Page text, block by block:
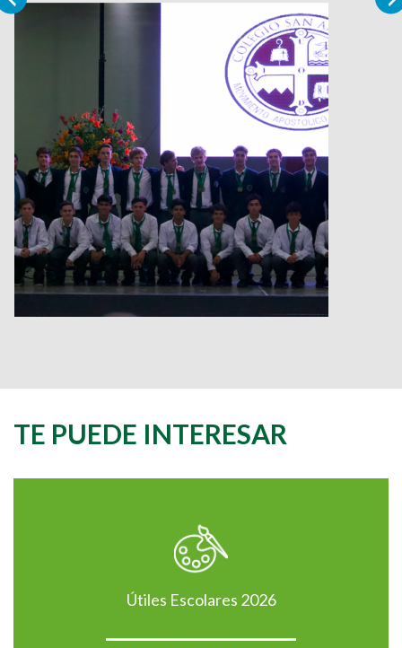
TE PUEDE INTERESAR
Útiles Escolares 2026